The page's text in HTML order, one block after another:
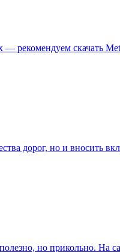
скачать
дорог, но и вносить
но прикольно. На